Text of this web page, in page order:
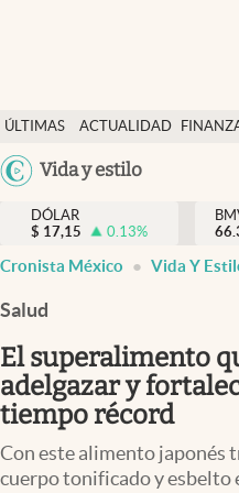
ÚLTIMAS
NOTICIAS
ACTUALIDAD
Vida y estilo
Actualidad
Finanzas y economía
Dólar y mercados
Pc y celular
Vida y estilo
Tv
DÓLAR
$ 17,15 0.13%
Cronista México Vida Y
Salud
El superalimento
adelgazar y
tiempo récord
Con este alimento japonés
cuerpo tonificado y esbelto